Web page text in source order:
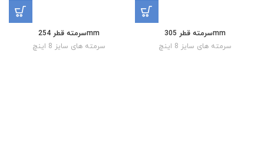
سرمته قطر 254mm
سرمته های سایز 8 اینچ
سرمته قطر 305mm
سرمته های سایز 8 اینچ